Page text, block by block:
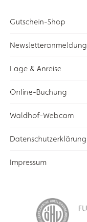
Gutschein-Shop
Newsletteranmeldung
Lage & Anreise
Online-Buchung
Waldhof-Webcam
Datenschutzerklärung
Impressum